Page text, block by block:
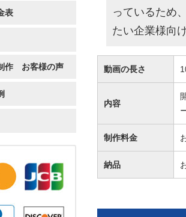
っているため
たい企業様向
動画の長さ
内容
制作料金
納品
表
作 お客様の声